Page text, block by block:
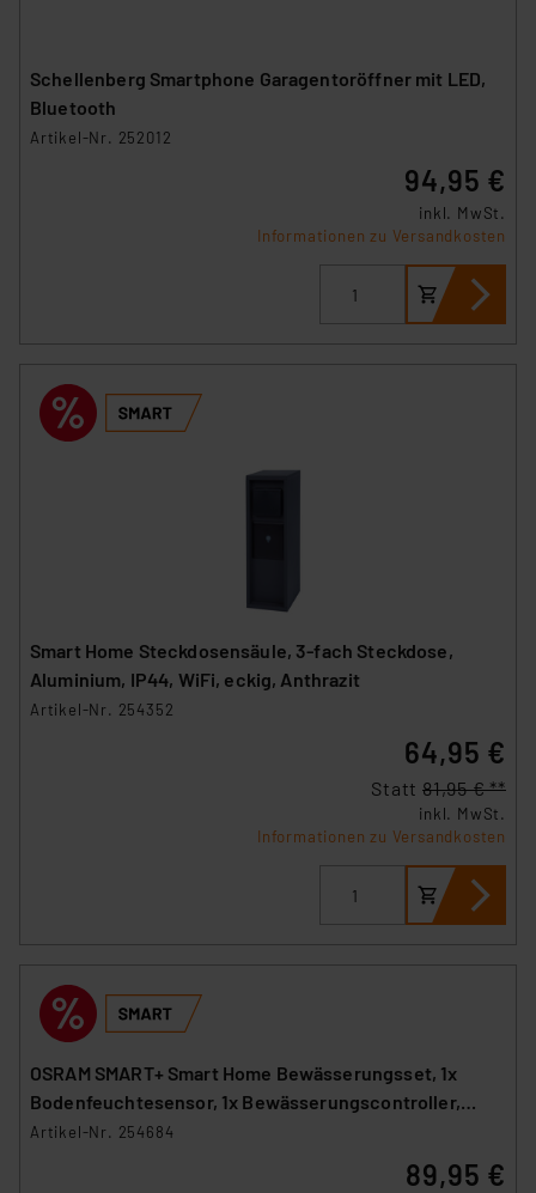
Schellenberg Smartphone Garagentoröffner mit LED,
Bluetooth
Artikel-Nr. 252012
94,95 €
inkl. MwSt.
Informationen zu Versandkosten
Smart Home Steckdosensäule, 3-fach Steckdose,
Aluminium, IP44, WiFi, eckig, Anthrazit
Artikel-Nr. 254352
64,95 €
Statt 81,95 € **
inkl. MwSt.
Informationen zu Versandkosten
OSRAM SMART+ Smart Home Bewässerungsset, 1x
Bodenfeuchtesensor, 1x Bewässerungscontroller,
WLAN
Artikel-Nr. 254684
89,95 €